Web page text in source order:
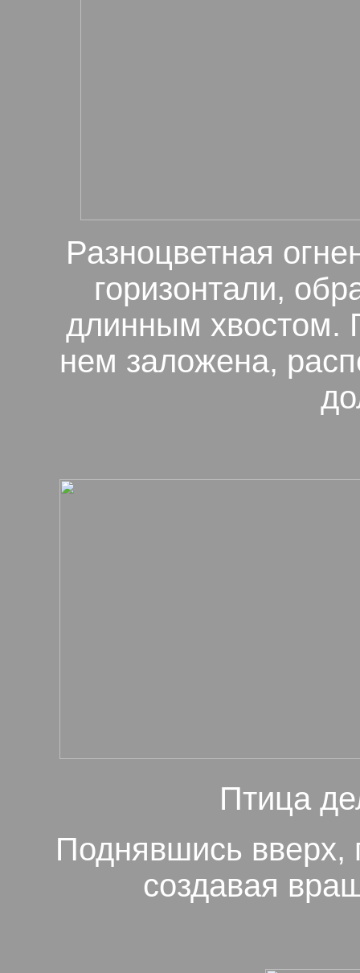
Разноцветная
горизонтали,
длинным хвостом.
нем заложена,
Птица
Поднявшись вверх,
создавая